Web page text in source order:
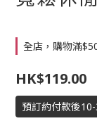
全店，購物滿
HK$119.00
預訂約付款後